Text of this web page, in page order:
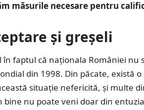
măsurile necesare pentru
și greșeli
faptul că naționala României nu
din 1998. Din păcate, există
situație nefericită, și multe
nu poate veni doar din